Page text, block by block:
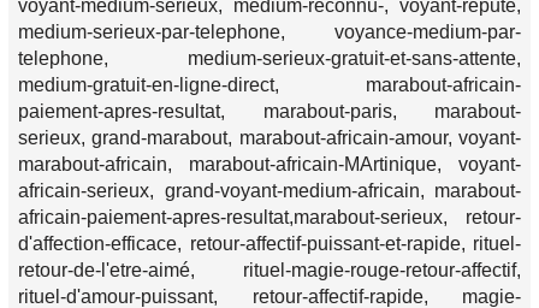
voyant-medium-serieux, medium-reconnu-, voyant-réputé,
medium-serieux-par-telephone, voyance-medium-par-
telephone, medium-serieux-gratuit-et-sans-attente,
medium-gratuit-en-ligne-direct, marabout-africain-
paiement-apres-resultat, marabout-paris, marabout-
serieux, grand-marabout, marabout-africain-amour, voyant-
marabout-africain, marabout-africain-MArtinique, voyant-
africain-serieux, grand-voyant-medium-africain, marabout-
africain-paiement-apres-resultat,marabout-serieux, retour-
d'affection-efficace, retour-affectif-puissant-et-rapide, rituel-
retour-de-l'etre-aimé, rituel-magie-rouge-retour-affectif,
rituel-d'amour-puissant, retour-affectif-rapide, magie-